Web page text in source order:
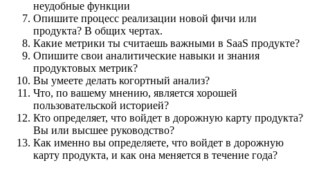
неудобные функции
Опишите процесс реализации новой фичи или
продукта? В общих чертах.
Какие метрики ты считаешь важными в SaaS продукте?
Опишите свои аналитические навыки и знания
продуктовых метрик?
Вы умеете делать когортный анализ?
Что, по вашему мнению, является хорошей
пользовательской историей?
Кто определяет, что войдет в дорожную карту продукта?
Вы или высшее руководство?
Как именно вы определяете, что войдет в дорожную
карту продукта, и как она меняется в течение года?